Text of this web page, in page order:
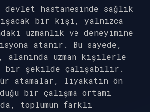
hastanesinde sağlık
bir kişi, yalnızca
uzmanlık ve deneyimine
atanır. Bu sayede,
alanında uzman kişilerle
bir şekilde çalışabilir.
atamalar, liyakatin ön
bir çalışma ortamı
toplumun farklı